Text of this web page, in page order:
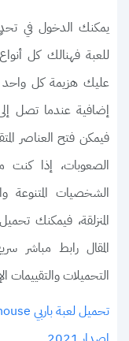
يمكنك الدخول في تحدٍ
عليك هزيمة كل واحد
إضافية عندما تصل
فيمكن فتح العناصر
الصعوبات، إذا
الشخصيات المتنوعة
المنزلقة، فيمكنك
المقال رابط مباشر
التحميلات والتقييمات